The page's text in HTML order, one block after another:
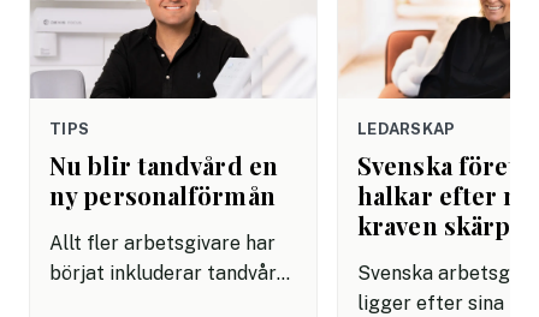
TIPS
Nu blir tandvård en
ny personalförmån
Allt fler arbetsgivare har
börjat inkluderar tandvård i
LEDARSKAP
Svenska
halkar efter
kraven skärps
Svenska
ligger efter sina